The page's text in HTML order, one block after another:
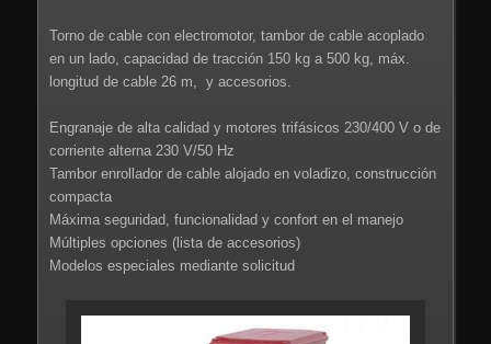
Torno de cable con electromotor, tambor de cable acoplado
en un lado, capacidad de tracción 150 kg a 500 kg, máx.
longitud de cable 26 m, y accesorios.
Engranaje de alta calidad y motores trifásicos 230/400 V o de
corriente alterna 230 V/50 Hz
Tambor enrollador de cable alojado en voladizo, construcción
compacta
Máxima seguridad, funcionalidad y confort en el manejo
Múltiples opciones (lista de accesorios)
Modelos especiales mediante solicitud